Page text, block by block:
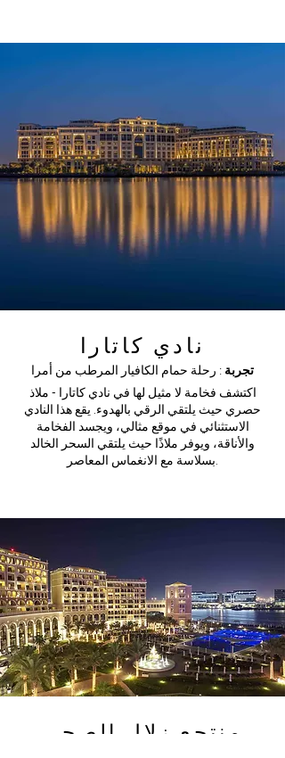
نادي كاتارا
تجربة : رحلة حمام الكافيار المرطب من أمرا
اكتشف فخامة لا مثيل لها في نادي كاتارا - ملاذ
حصري حيث يلتقي الرقي بالهدوء. يقع هذا النادي
الاستثنائي في موقع مثالي، ويجسد الفخامة
والأناقة، ويوفر ملاذًا حيث يلتقي السحر الخالد
منتجع زلال الصحي